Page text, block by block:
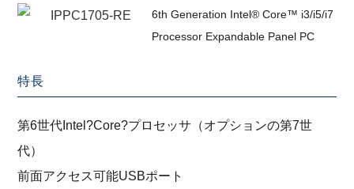
6th Generation Intel® Core™ i3/i5/i7
Processor Expandable Panel PC
特長
第6世代Intel?Core?プロセッサ（オプションの第7世
代）
前面アクセス可能USBポート